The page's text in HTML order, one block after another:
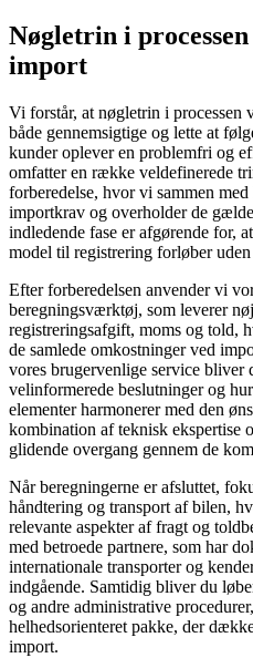
Nøgletrin i
import
Vi forstår, at nøgletrin i
både gennemsigtige og lette at
kunder oplever en problemfri og
omfatter en række veldefinerede
forberedelse, hvor vi sammen
importkrav og overholder de
indledende fase er afgørende for,
model til registrering forløber uden
Efter forberedelsen anvender vi
beregningsværktøj, som leverer
registreringsafgift, moms og told,
de samlede omkostninger ved
vores bruger­venlige service
velinformerede beslutninger og
elementer harmonerer med den
kombination af teknisk ekspertise
glidende overgang gennem de
Når beregningerne er afsluttet,
håndtering og transport af bilen,
relevante aspekter af fragt og
med betroede partnere, som har
internationale transporter og
indgående. Samtidig bliver du
og andre administrative
helhedsorienteret pakke, der
import.